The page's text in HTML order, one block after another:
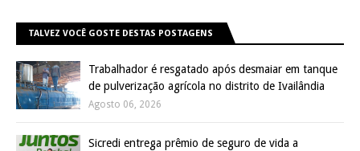
TALVEZ VOCÊ GOSTE DESTAS POSTAGENS
Trabalhador é resgatado após desmaiar em tanque
de pulverização agrícola no distrito de Ivailândia
Agosto 06, 2026
Sicredi entrega prêmio de seguro de vida a